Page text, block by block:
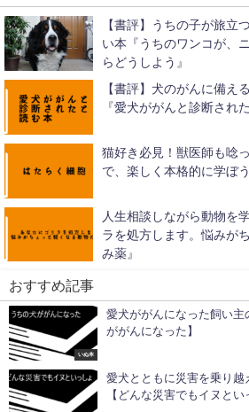
【書評】うちの子が旅立
い本『うちのワンコが、
らどうしよう』
【書評】犬のがんに備え
『愛犬ががんと診断され
猫好き必見！獣医師も唸
で、楽しく本格的に学ぼう
人生相談しながら動物を
ラを処方します。悩みが
み薬』
おすすめ記事
いぬ本
愛犬ががんになった飼い主
ががんになった】
愛犬とともに災害を乗り
【どんな災害でもイヌとい